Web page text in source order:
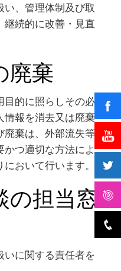
、管理体制及び取
継続的に改善・見直
廃棄
的に照らしその必
情報を消去又は廃棄
棄は、外部流失等
かつ適切な方法によ
おいて行います。
の担当窓
に関する責任者を